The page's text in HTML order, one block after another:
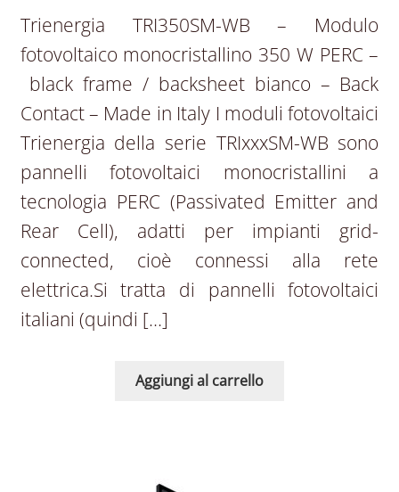
Trienergia TRI350SM-WB – Modulo
fotovoltaico monocristallino 350 W PERC –
black frame / backsheet bianco – Back
Contact – Made in Italy I moduli fotovoltaici
Trienergia della serie TRIxxxSM-WB sono
pannelli fotovoltaici monocristallini a
tecnologia PERC (Passivated Emitter and
Rear Cell), adatti per impianti grid-
connected, cioè connessi alla rete
elettrica.Si tratta di pannelli fotovoltaici
italiani (quindi […]
Aggiungi al carrello